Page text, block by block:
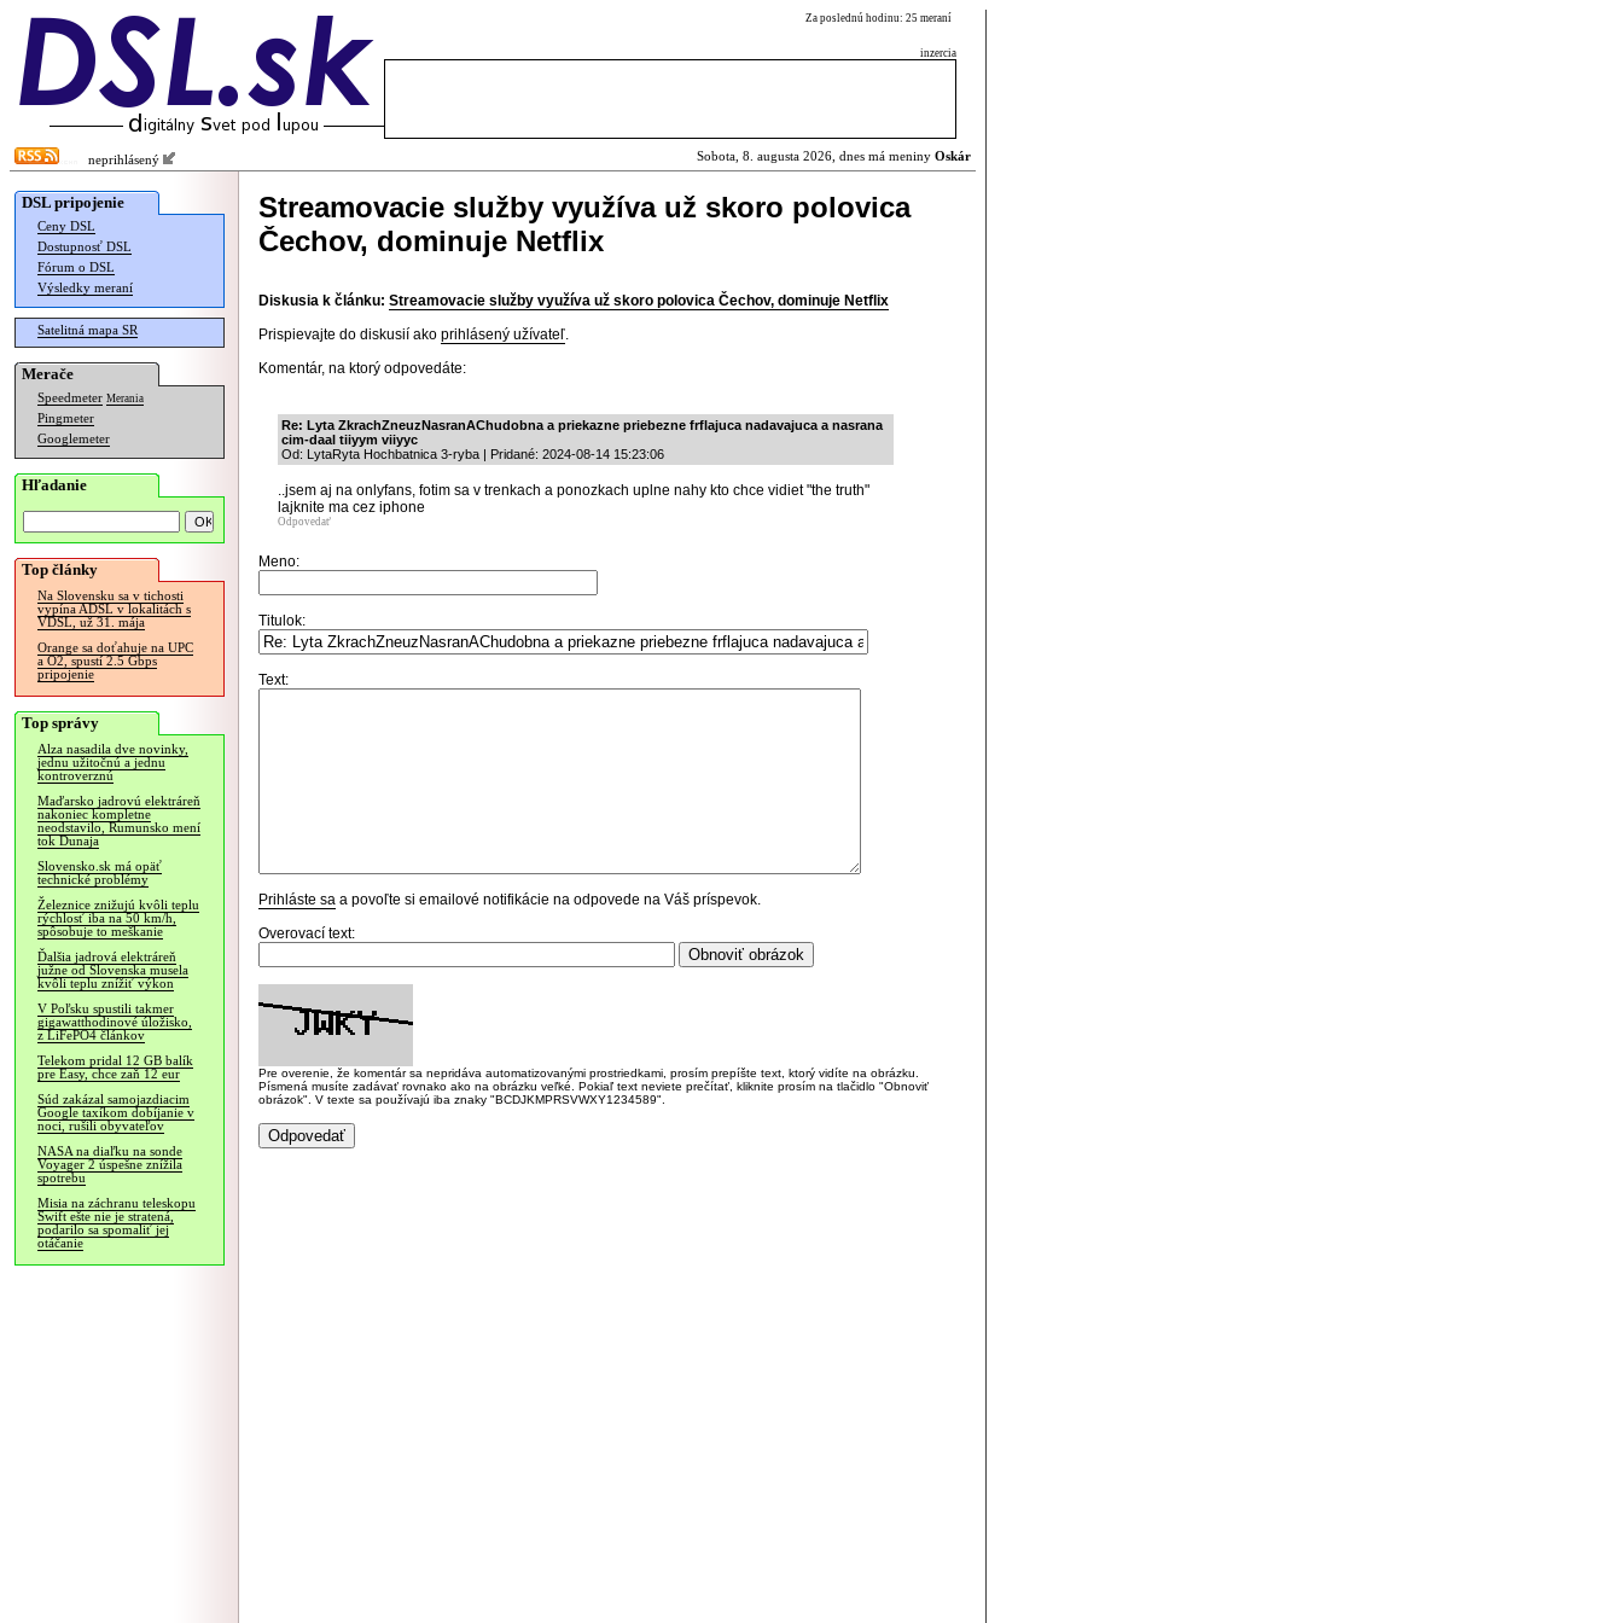
Za poslednú hodinu: 25 meraní
inzercia
neprihlásený Sobota, 8. augusta 2026, dnes má meniny Oskár
DSL pripojenie
Ceny DSL
Dostupnosť DSL
Fórum o DSL
Výsledky meraní
Satelitná mapa SR
Merače
Speedmeter Merania
Pingmeter
Googlemeter
Hľadanie
Top články
Na Slovensku sa v tichosti
vypína ADSL v lokalitách s
VDSL, už 31. mája
Orange sa doťahuje na UPC
a O2, spustí 2.5 Gbps
pripojenie
Top správy
Alza nasadila dve novinky,
jednu užitočnú a jednu
kontroverznú
Maďarsko jadrovú elektráreň
nakoniec kompletne
neodstavilo, Rumunsko mení
tok Dunaja
Slovensko.sk má opäť
technické problémy
Železnice znižujú kvôli teplu
rýchlosť iba na 50 km/h,
spôsobuje to meškanie
Ďalšia jadrová elektráreň
južne od Slovenska musela
kvôli teplu znížiť výkon
V Poľsku spustili takmer
gigawatthodinové úložisko,
z LiFePO4 článkov
Telekom pridal 12 GB balík
pre Easy, chce zaň 12 eur
Súd zakázal samojazdiacim
Google taxíkom dobíjanie v
noci, rušili obyvateľov
NASA na diaľku na sonde
Voyager 2 úspešne znížila
spotrebu
Misia na záchranu teleskopu
Swift ešte nie je stratená,
podarilo sa spomaliť jej
otáčanie
Streamovacie služby využíva už skoro polovica
Čechov, dominuje Netflix
Diskusia k článku: Streamovacie služby využíva už skoro polovica Čechov, dominuje Netflix
Prispievajte do diskusií ako prihlásený užívateľ.
Komentár, na ktorý odpovedáte:
Re: Lyta ZkrachZneuzNasranAChudobna a priekazne priebezne frflajuca nadavajuca a nasrana
cim-daal tiiyym viiyyc
Od: LytaRyta Hochbatnica 3-ryba | Pridané: 2024-08-14 15:23:06
..jsem aj na onlyfans, fotim sa v trenkach a ponozkach uplne nahy kto chce vidiet "the truth"
lajknite ma cez iphone
Odpovedať
Meno:
Titulok:
Text:
Prihláste sa a povoľte si emailové notifikácie na odpovede na Váš príspevok.
Overovací text:
Pre overenie, že komentár sa nepridáva automatizovanými prostriedkami, prosím prepíšte text, ktorý vidíte na obrázku.
Písmená musíte zadávať rovnako ako na obrázku veľké. Pokiaľ text neviete prečítať, kliknite prosím na tlačidlo "Obnoviť
obrázok". V texte sa používajú iba znaky "BCDJKMPRSVWXY1234589".